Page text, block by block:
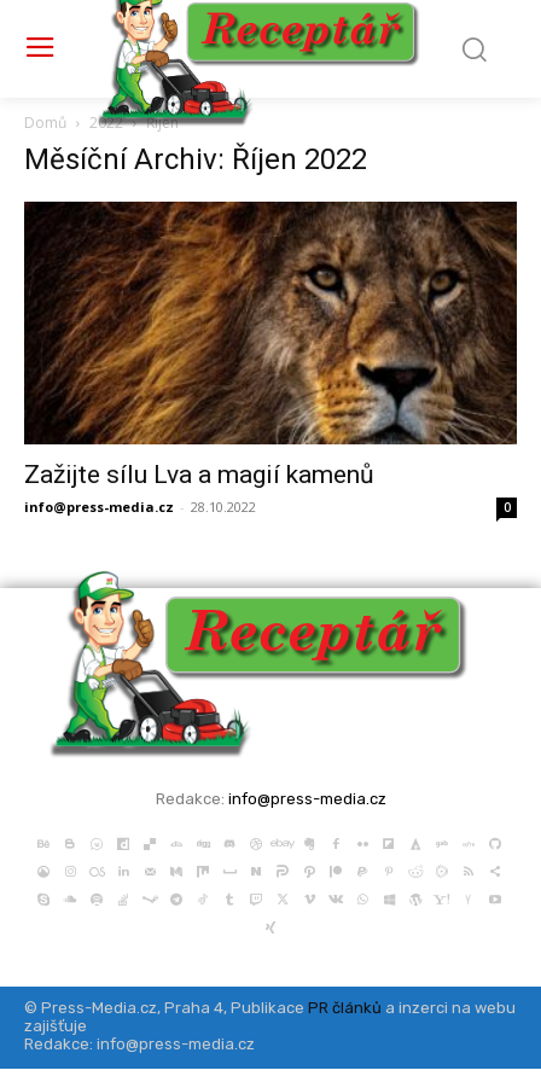
Domů 2022 Říjen
Měsíční Archiv: Říjen 2022
Zažijte sílu Lva a magií kamenů
info@press-media.cz - 28.10.2022 0
Redakce: info@press-media.cz
© Press-Media.cz, Praha 4, Publikace PR článků a inzerci na webu
zajišťuje
Redakce: info@press-media.cz